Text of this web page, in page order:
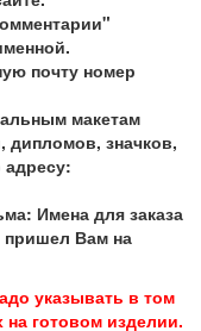
почту номер
макетам
дипломов, значков,
адресу:
Имена для заказа
Вам на
указывать в том
готовом изделии.